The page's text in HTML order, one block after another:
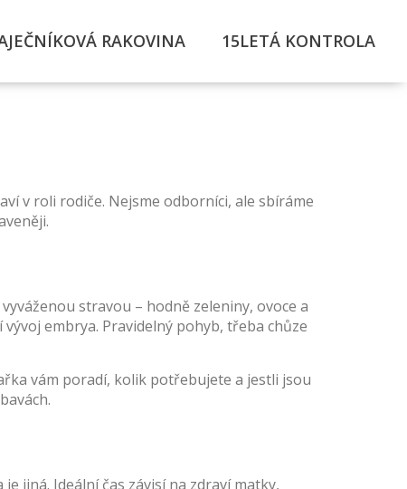
RAKOVINA 15LETÁ KONTROLA
v roli rodiče. Nejsme odborníci, ale sbíráme
stravou – hodně zeleniny, ovoce a
embrya. Pravidelný pohyb, třeba chůze
vám poradí, kolik potřebujete a jestli jsou
jiná. Ideální čas závisí na zdraví matky,